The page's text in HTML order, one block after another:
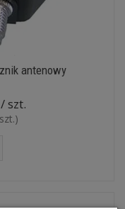
antenowy
szt.
)